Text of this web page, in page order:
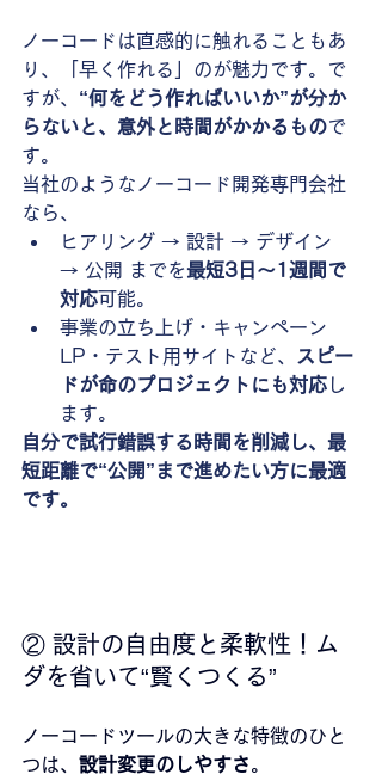
ノーコードは直感的に触れることもあ
り、「早く作れる」のが魅力です。で
すが、 “何をどう作ればいいか”が分か
らないと、意外と時間がかかるもので
す。
当社のようなノーコード開発専門会社
なら、
ヒアリング → 設計 → デザイン
→ 公開 までを最短3日〜1週間で
対応可能。
事業の立ち上げ・キャンペーン
LP・テスト用サイトなど、
スピー
ドが命のプロジェクトにも対応 し
ます。
自分で試行錯誤する時間を削減し、最
短距離で“公開”まで進めたい方に最適
です。
② 設計の自由度と柔軟性！ム
ダを省いて“賢くつくる”
ノーコードツールの大きな特徴のひと
つは、 設計変更のしやすさ。